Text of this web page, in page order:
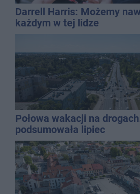
Darrell Harris: Możemy
każdym w tej lidze
Połowa wakacji na
podsumowała lipiec